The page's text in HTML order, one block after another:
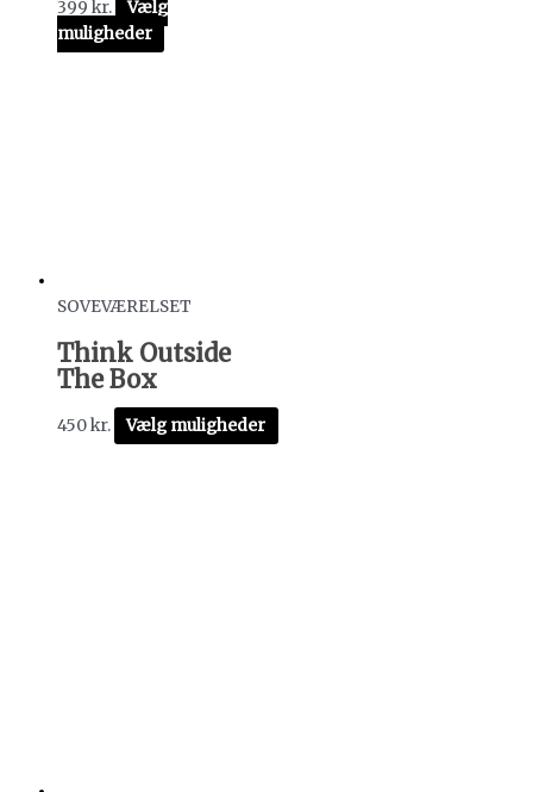
399 kr.
Vælg
muligheder
SOVEVÆRELSET
Think Outside
The Box
450kr. Vælg muligheder